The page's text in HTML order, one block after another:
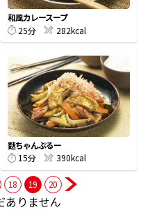
和風カレースープ
25分
282kcal
麩ちゃんぷるー
15分
390kcal
18 19 20
ありません